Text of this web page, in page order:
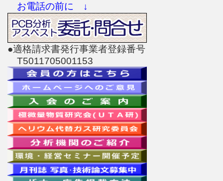
お電話の前に ↓
●適格請求書発行事業者登録番号
T5011705001153